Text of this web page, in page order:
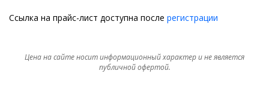
Ссылка на прайс-лист доступна после регистрации
Цена на сайте носит информационный характер и не является
публичной офертой.